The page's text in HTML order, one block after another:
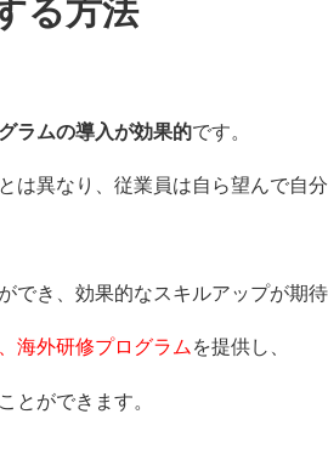
る方法
ラムの導入が効果的です。
は異なり、従業員は自ら望んで自
でき、効果的なスキルアップが期
海外研修プログラムを提供し、
とができます。